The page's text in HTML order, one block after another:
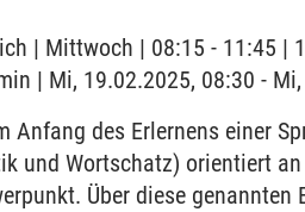
| Mittwoch | 08:15 - 11:45 |
| Mi, 19.02.2025, 08:30 -
Anfang des Erlernens einer
und Wortschatz) orientiert
Über diese